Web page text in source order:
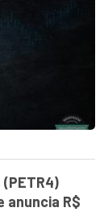
anuncia R$